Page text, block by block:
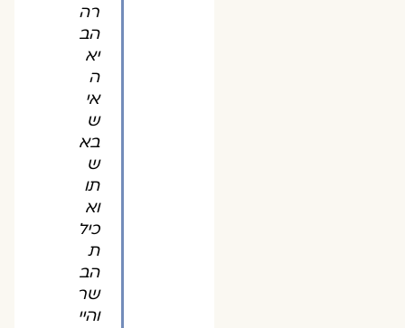
רה
הב
יא
ה
אי
ש
בא
ש
תו
וא
כיל
ת
הב
שר
והיי